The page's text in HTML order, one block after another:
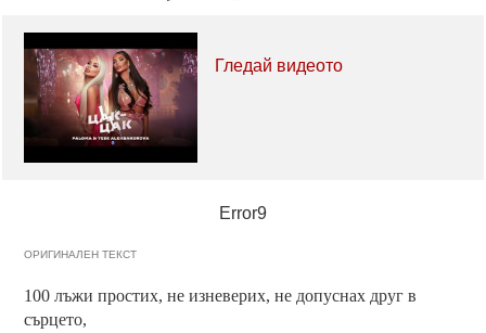
Гледай видеото
Error9
ОРИГИНАЛЕН ТЕКСТ
100 лъжи простих, не изневерих, не допуснах друг в
сърцето,